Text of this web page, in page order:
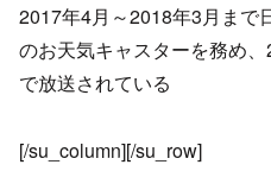
2017年4月～2018年3月まで
のお天気キャスターを務め
で放送されている
[/su_column][/su_row]